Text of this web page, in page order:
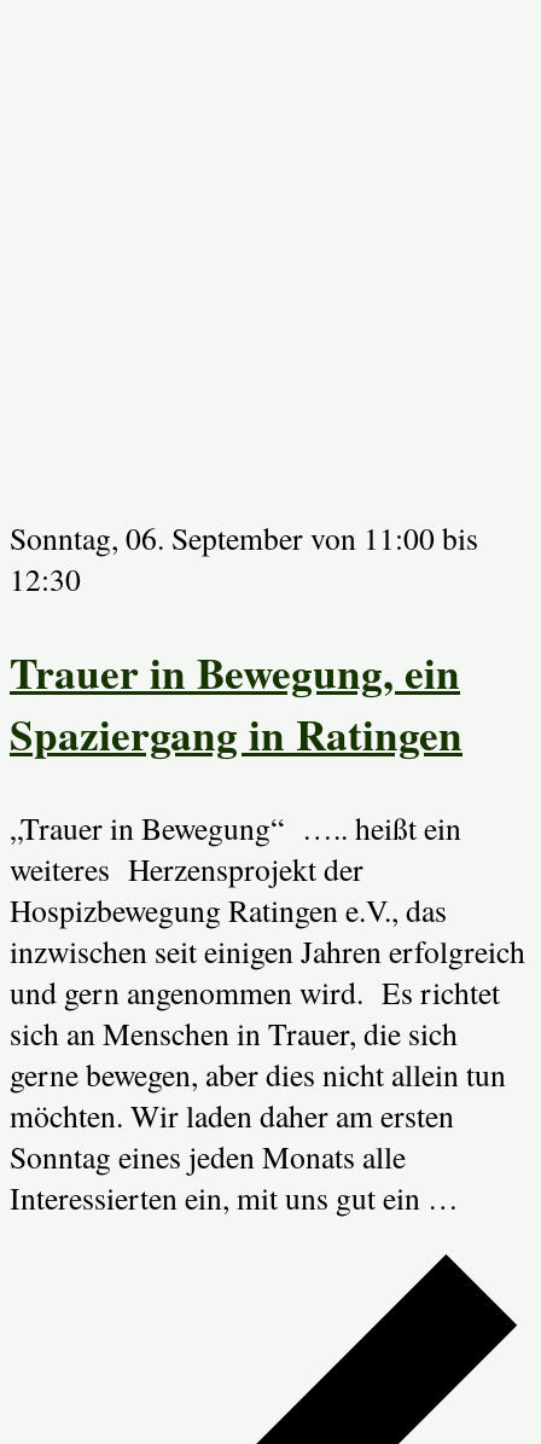
Sonntag, 06. September von 11:00bis
12:30
Trauer in Bewegung, ein
Spaziergang in Ratingen
„Trauer in Bewegung“ ….. heißt ein
weiteres Herzensprojekt der
Hospizbewegung Ratingen e.V., das
inzwischen seit einigen Jahren erfolgreich
und gern angenommen wird. Es richtet
sich an Menschen in Trauer, die sich
gerne bewegen, aber dies nicht allein tun
möchten. Wir laden daher am ersten
Sonntag eines jeden Monats alle
Interessierten ein, mit uns gut ein …